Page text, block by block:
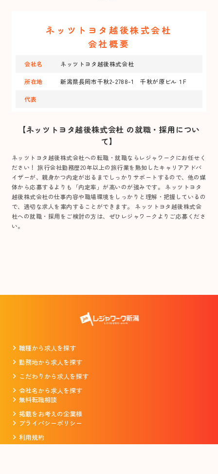
ネッツトヨタ越後株式会杜
会社概要
会社名 ネッツトヨタ越後株式会杜
所在地 新潟県長岡市千秋2-2788-1 千秋が原ビル１F
代表
【ネッツトヨタ越後株式会杜 の就職・採用につい
て】
ネッツトヨタ越後株式会杜への転職・就職ならレジャワークにお任せく
ださい！ 旅行会社勤務歴20年以上の旅行業を熟知したキャリアアドバ
イザーが、親身かつ内定が出るまでしっかりサポートするので、他の媒
体から応募するよりも「内定率」が高いのが強みです。 ネッツトヨタ
越後株式会杜の仕事内容や職場環境をしっかりと理解・把握しているの
で、適切な求人を案内することができます。 ネッツトヨタ越後株式会
杜への就職・採用をご検討の方は、ぜひレジャワークよりご応募くださ
い。
職種から求人を探す
勤務地から求人を探す
こだわりから求人を探す
会社名から求人を探す
無料転職相談
掲載をお考えの企業様
プライバシーポリシー
利用規約